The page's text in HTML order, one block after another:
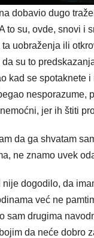
dobavio dugo
to su, ovde, snovi i
uobraženja ili
su to
kad se
nesporazume,
jer ih štiti
da ga shvatam
ne znamo uvek
dogodilo, da
već ne
sam drugima
da neće dobro